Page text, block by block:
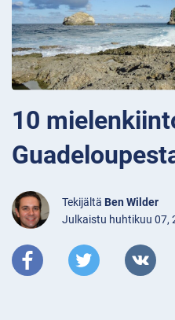
10
Tekijältä Ben Wilder
Julkaistu huhtikuu 07,